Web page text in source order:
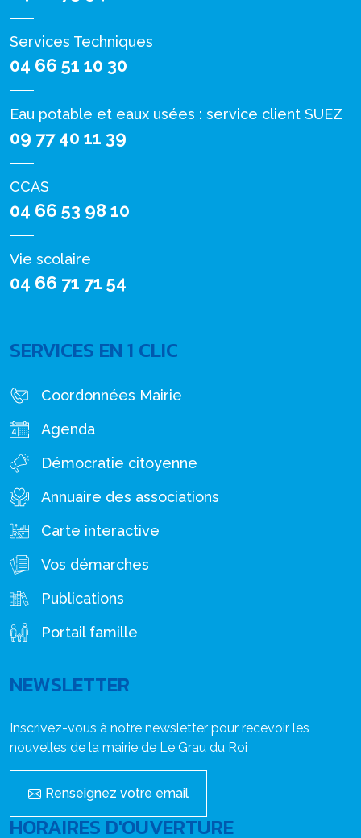
Services Techniques
04 66 51 10 30
Eau potable et eaux usées : service client SUEZ
09 77 40 11 39
CCAS
04 66 53 98 10
Vie scolaire
04 66 71 71 54
SERVICES EN 1 CLIC
Coordonnées Mairie
Agenda
Démocratie citoyenne
Annuaire des associations
Carte interactive
Vos démarches
Publications
Portail famille
NEWSLETTER
Inscrivez-vous à notre newsletter pour recevoir les
nouvelles de la mairie de Le Grau du Roi
Renseignez votre email
HORAIRES D'OUVERTURE